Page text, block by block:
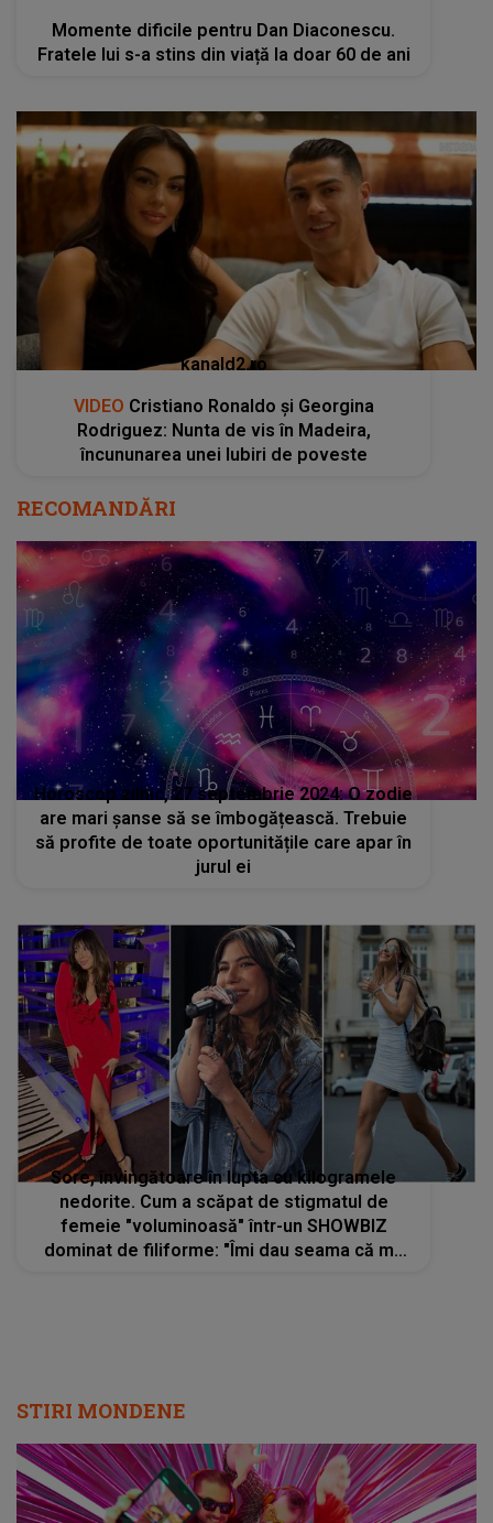
Momente dificile pentru Dan Diaconescu.
Fratele lui s-a stins din viață la doar 60 de ani
kanald2.ro
VIDEO Cristiano Ronaldo și Georgina
Rodriguez: Nunta de vis în Madeira,
încununarea unei Iubiri de poveste
RECOMANDĂRI
Horoscop zilnic, 27 septembrie 2024: O zodie
are mari șanse să se îmbogățească. Trebuie
să profite de toate oportunitățile care apar în
jurul ei
Sore, învingătoare în lupta cu kilogramele
nedorite. Cum a scăpat de stigmatul de
femeie "voluminoasă" într-un SHOWBIZ
dominat de filiforme: "Îmi dau seama că mă
STIRI MONDENE